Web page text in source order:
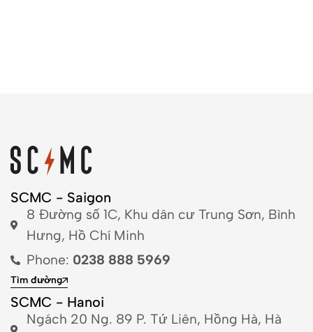
SCMC - Saigon
8 Đường số 1C, Khu dân cư Trung Sơn, Bình
Hưng, Hồ Chí Minh
Phone: 0238 888 5969
Tìm đường
SCMC - Hanoi
Ngách 20 Ng. 89 P. Tứ Liên, Hồng Hà, Hà